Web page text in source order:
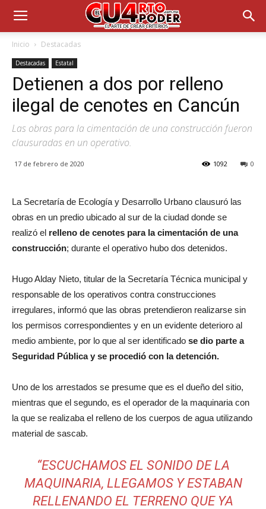
Inicio Destacadas
Destacadas Estatal
Detienen a dos por relleno
ilegal de cenotes en Cancún
Las obras para la cimentación de una construcción fueron
clausuradas en un operativo.
17 de febrero de 2020 0
1092
La Secretaría de Ecología y Desarrollo Urbano clausuró las
obras en un predio ubicado al sur de la ciudad donde se
realizó el relleno de cenotes para la cimentación de una
construcción; durante el operativo hubo dos detenidos.
Hugo Alday Nieto, titular de la Secretaría Técnica municipal y
responsable de los operativos contra construcciones
irregulares, informó que las obras pretendieron realizarse sin
los permisos correspondientes y en un evidente deterioro al
medio ambiente, por lo que al ser identificado se dio parte a
Seguridad Pública y se procedió con la detención.
Uno de los arrestados se presume que es el dueño del sitio,
mientras que el segundo, es el operador de la maquinaria con
la que se realizaba el relleno de los cuerpos de agua utilizando
material de sascab.
“ESCUCHAMOS EL SONIDO DE LA
MAQUINARIA, LLEGAMOS Y ESTABAN
RELLENANDO EL TERRENO QUE YA